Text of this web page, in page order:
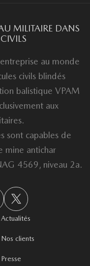
MILITAIRE DANS
au monde
civils blindés
balistique VPAM
aux
sont capables de
mine antichar
4569, niveau 2a.
Actualités
Nos clients
Presse